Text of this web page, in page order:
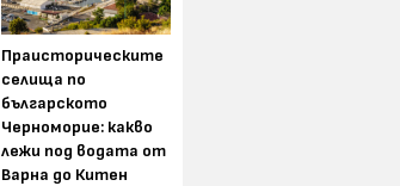
Праисторическите
селища по
българското
Черноморие: какво
лежи под водата от
Варна до Китен